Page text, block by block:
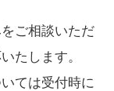
ご相談いただ
たします。
ては受付時に